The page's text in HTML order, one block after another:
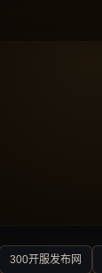
300开服发布网